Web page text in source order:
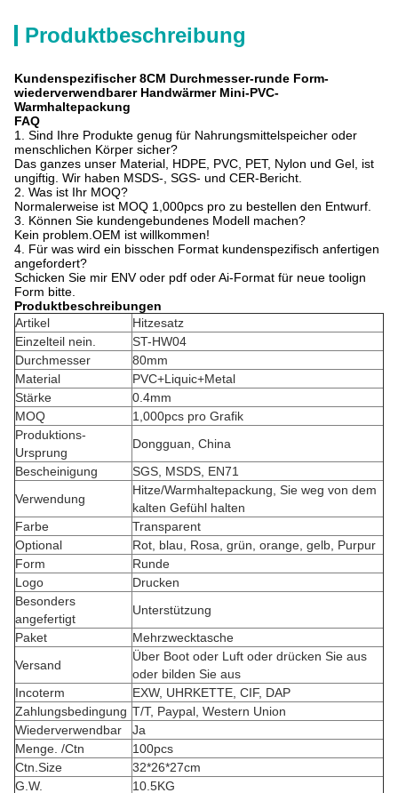
Produktbeschreibung
Kundenspezifischer 8CM Durchmesser-runde Form-
wiederverwendbarer Handwärmer Mini-PVC-
Warmhaltepackung
FAQ
1. Sind Ihre Produkte genug für Nahrungsmittelspeicher oder
menschlichen Körper sicher?
Das ganzes unser Material, HDPE, PVC, PET, Nylon und Gel, ist
ungiftig. Wir haben MSDS-, SGS- und CER-Bericht.
2. Was ist Ihr MOQ?
Normalerweise ist MOQ 1,000pcs pro zu bestellen den Entwurf.
3. Können Sie kundengebundenes Modell machen?
Kein problem.OEM ist willkommen!
4. Für was wird ein bisschen Format kundenspezifisch anfertigen
angefordert?
Schicken Sie mir ENV oder pdf oder Ai-Format für neue toolign
Form bitte.
Produktbeschreibungen
Artikel
Hitzesatz
Einzelteil nein.
ST-HW04
Durchmesser
80mm
Material
PVC+Liquic+Metal
Stärke
0.4mm
MOQ
1,000pcs pro Grafik
Produktions-
Ursprung
Dongguan, China
Bescheinigung
SGS, MSDS, EN71
Verwendung
Hitze/Warmhaltepackung, Sie weg von dem
kalten Gefühl halten
Farbe
Transparent
Optional
Rot, blau, Rosa, grün, orange, gelb, Purpur
Form
Runde
Logo
Drucken
Besonders
angefertigt
Unterstützung
Paket
Mehrzwecktasche
Versand
Über Boot oder Luft oder drücken Sie aus
oder bilden Sie aus
Incoterm
EXW, UHRKETTE, CIF, DAP
Zahlungsbedingung T/T, Paypal, Western Union
Wiederverwendbar
Ja
Menge. /Ctn
100pcs
Ctn.Size
32*26*27cm
G.W.
10.5KG